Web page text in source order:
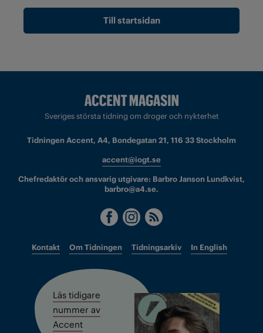
Till startsidan
Sveriges största tidning om droger och nykterhet
Tidningen Accent, A4, Bondegatan 21, 116 33 Stockholm
accent@iogt.se
Chefredaktör och ansvarig utgivare: Barbro Janson Lundkvist,
barbro@a4.se.
Kontakt Om Tidningen Tidningsarkiv In English
Läs tidigare
nummer av
Accent